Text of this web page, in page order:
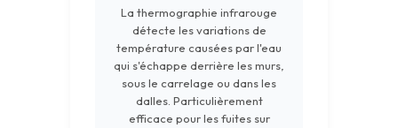
La thermographie infrarouge
détecte les variations de
température causées par l'eau
qui s'échappe derrière les murs,
sous le carrelage ou dans les
dalles. Particulièrement
efficace pour les fuites sur